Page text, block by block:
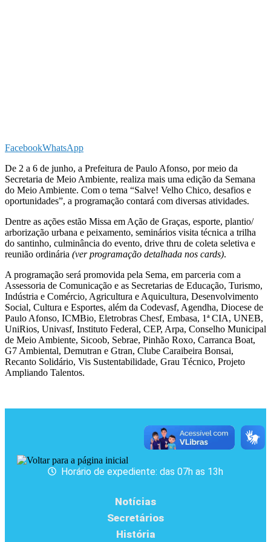
FacebookWhatsApp
De 2 a 6 de junho, a Prefeitura de Paulo Afonso, por meio da
Secretaria de Meio Ambiente, realiza mais uma edição da Semana
do Meio Ambiente. Com o tema “Salve! Velho Chico, desafios e
oportunidades”, a programação contará com diversas atividades.
Dentre as ações estão Missa em Ação de Graças, esporte, plantio/
arborização urbana e peixamento, seminários visita técnica a trilha
do santinho, culminância do evento, drive thru de coleta seletiva e
reunião ordinária (ver programação detalhada nos cards).
A programação será promovida pela Sema, em parceria com a
Assessoria de Comunicação e as Secretarias de Educação, Turismo,
Indústria e Comércio, Agricultura e Aquicultura, Desenvolvimento
Social, Cultura e Esportes, além da Codevasf, Agendha, Diocese de
Paulo Afonso, ICMBio, Eletrobras Chesf, Embasa, 1ª CIA, UNEB,
UniRios, Univasf, Instituto Federal, CEP, Arpa, Conselho Municipal
de Meio Ambiente, Sicoob, Sebrae, Pinhão Roxo, Carranca Boat,
G7 Ambiental, Demutran e Gtran, Clube Caraibeira Bonsai,
Recanto Solidário, Vis Sustentabilidade, Grau Técnico, Projeto
Ampliando Talentos.
Horário de expediente: das 07h as 13h
Notícias
Secretários
História